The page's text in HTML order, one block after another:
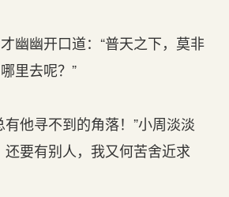
幽幽开口道：“普天之下，莫非
里去呢？”
他寻不到的角落！”小周淡淡
还要有别人，我又何苦舍近求